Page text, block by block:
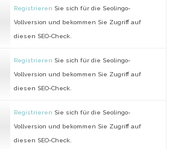
Registrieren Sie sich für die Seolingo-
Vollversion und bekommen Sie Zugriff auf
diesen SEO-Check.
Registrieren Sie sich für die Seolingo-
Vollversion und bekommen Sie Zugriff auf
diesen SEO-Check.
Registrieren Sie sich für die Seolingo-
Vollversion und bekommen Sie Zugriff auf
diesen SEO-Check.